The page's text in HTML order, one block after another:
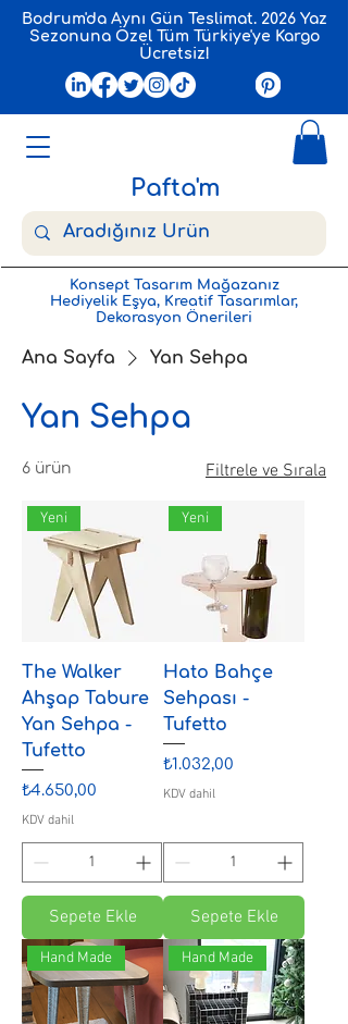
Pafta'm
Bodrum'da Aynı Gün Teslimat. 2026 Yaz
Sezonuna Özel Tüm Türkiye'ye Kargo
Ücretsiz!
Konsept Tasarım Mağazanız
Hediyelik Eşya, Kreatif Tasarımlar,
Dekorasyon Önerileri
Ana Sayfa Yan Sehpa
Yan Sehpa
6 ürün Filtrele ve Sırala
Yeni
The Walker
Ahşap Tabure
Yan Sehpa -
Tufetto
Fiyat
₺4.650,00
KDV dahil
Sepete Ekle
Yeni
Hato Bahçe
Sehpası -
Tufetto
Fiyat
₺1.032,00
KDV dahil
Sepete Ekle
Hand Made Hand Made